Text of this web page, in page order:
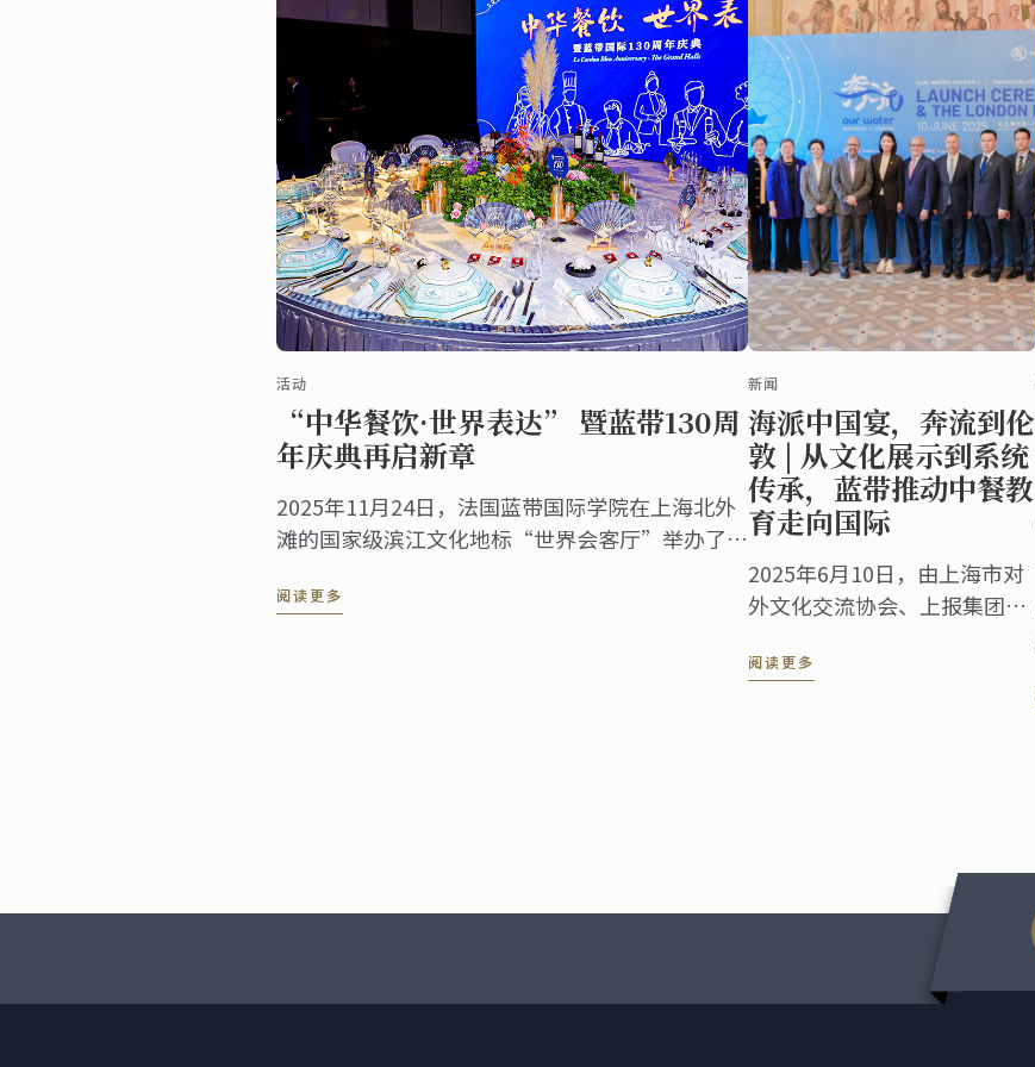
活动
“中华餐饮·世界表达” 暨蓝带130周
年庆典再启新章
2025年11月24日，法国蓝带国际学院在上海北外
滩的国家级滨江文化地标“世界会客厅”举办了盛
活动。来自多个国家的驻沪总领事、国际友人，以
阅读更多
新闻
海派中国宴，奔流到伦
敦 | 从文化展示到系统
传承，蓝带推动中餐教
育走向国际
2025年6月10日，由上海市对
外文化交流协会、上报集团、
“中华餐饮 世界表达——海派
阅读更多